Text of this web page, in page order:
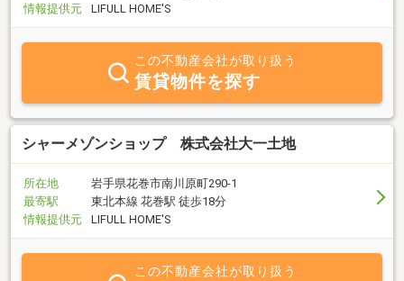
情報提供元
LIFULL HOME'S
この不動産会社が取り扱う
賃貸物件を探す
シャーメゾンショップ 株式会社大一土地
所在地
岩手県花巻市南川原町290-1
最寄駅
東北本線 花巻駅 徒歩18分
情報提供元
LIFULL HOME'S
この不動産会社が取り扱う